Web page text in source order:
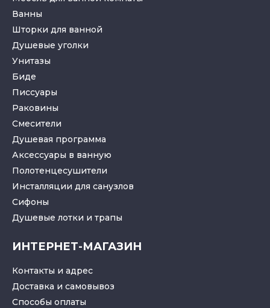
Ванны
Шторки для ванной
Душевые уголки
Унитазы
Биде
Писсуары
Раковины
Смесители
Душевая программа
Аксессуары в ванную
Полотенцесушители
Инсталляции для санузлов
Cифоны
Душевые лотки и трапы
ИНТЕРНЕТ-МАГАЗИН
Контакты и адрес
Доставка и самовывоз
Способы оплаты